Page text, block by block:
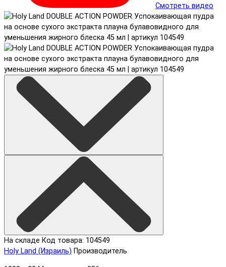
Смотреть видео
На складе Код товара: 104549
Holy Land (Израиль) Производитель